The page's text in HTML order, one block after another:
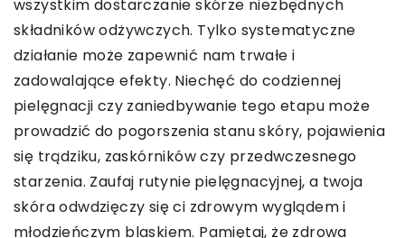
wszystkim dostarczanie skórze niezbędnych
składników odżywczych. Tylko systematyczne
działanie może zapewnić nam trwałe i
zadowalające efekty. Niechęć do codziennej
pielęgnacji czy zaniedbywanie tego etapu może
prowadzić do pogorszenia stanu skóry, pojawienia
się trądziku, zaskórników czy przedwczesnego
starzenia. Zaufaj rutynie pielęgnacyjnej, a twoja
skóra odwdzięczy się ci zdrowym wyglądem i
młodzieńczym blaskiem. Pamiętaj, że zdrowa